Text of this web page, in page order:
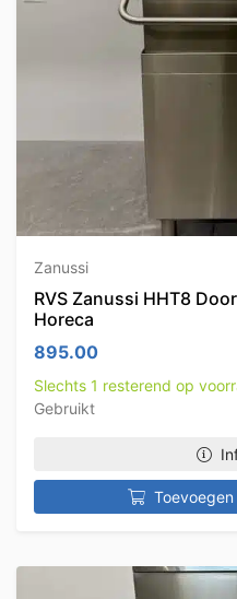
Zanussi
RVS Zanussi HHT8
Horeca
895.00
Slechts 1 resterend op
Gebruikt